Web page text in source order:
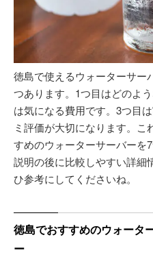
徳島で使えるウォーターサー
つあります。1つ目はどのよ
は気になる費用です。3つ目
ミ評価が大切になります。
すめのウォーターサーバーを
説明の後に比較しやすい詳細
ひ参考にしてくださいね。
徳島でおすすめのウォータ
ー